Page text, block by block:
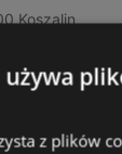
Koszalin
Gorzów
używa
z plików